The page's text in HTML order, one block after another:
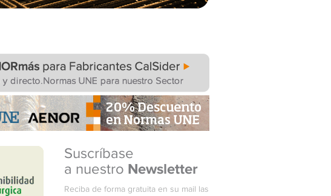
Suscríbase
a nuestro Newsletter
Reciba de forma gratuita en su mail las